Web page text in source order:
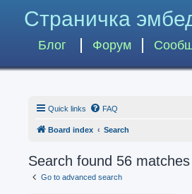
Страничка
Блог Форум
Quick links FAQ
Board index Search
Search found 56 matches
Go to advanced search